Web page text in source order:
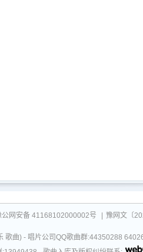
公网安备 41168102000002号 豫网文〔
曲) - 唱片公司QQ歌曲群:44350288